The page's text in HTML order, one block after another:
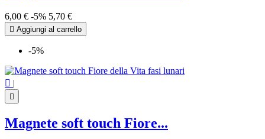
6,00 € -5% 5,70 €
 Aggiungi al carrello
-5%
 |

Magnete soft touch Fiore...